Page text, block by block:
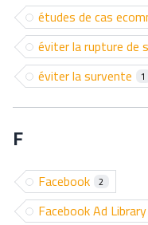
études de cas
éviter la rupture de
éviter la survente 1
F
Facebook 2
Facebook Ad